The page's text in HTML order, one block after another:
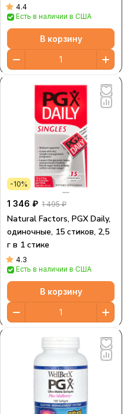
(5,3 унции)
4.4
Есть в наличии в США
В корзину
-10%
1 346 ₽ 1 495 ₽
Natural Factors, PGX Daily,
одиночные, 15 стиков, 2,5
г в 1 стике
4.3
Есть в наличии в США
В корзину